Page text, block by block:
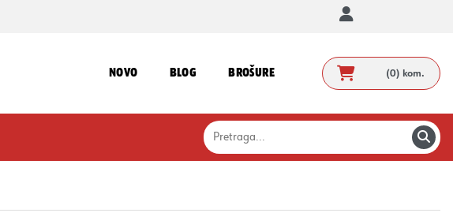
NOVO BLOG BROŠURE (0) kom.